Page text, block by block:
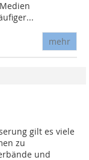
mehr
gilt es viele
zu
und